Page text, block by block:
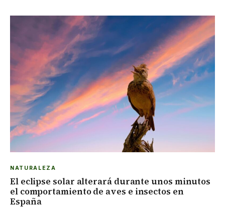
NATURALEZA
El eclipse solar alterará durante unos minutos
el comportamiento de aves e insectos en
España